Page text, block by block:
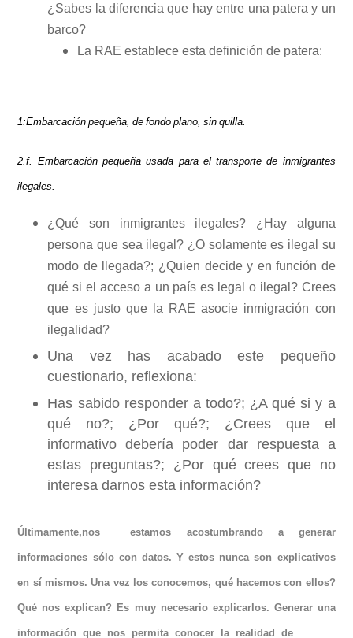
¿Sabes la diferencia que hay entre una patera y un
barco?
La RAE establece esta definición de patera:
1:Embarcación pequeña, de fondo plano, sin quilla.
2.f. Embarcación pequeña usada para el transporte de inmigrantes
ilegales.
¿Qué son inmigrantes ilegales? ¿Hay alguna
persona que sea ilegal? ¿O solamente es ilegal su
modo de llegada?; ¿Quien decide y en función de
qué si el acceso a un país es legal o ilegal? Crees
que es justo que la RAE asocie inmigración con
ilegalidad?
Una vez has acabado este pequeño
cuestionario, reflexiona:
Has sabido responder a todo?; ¿A qué si y a
qué no?; ¿Por qué?; ¿Crees que el
informativo debería poder dar respuesta a
estas preguntas?; ¿Por qué crees que no
interesa darnos esta información?
Últimamente,nos estamos acostumbrando a generar
informaciones sólo con datos. Y estos nunca son explicativos
en sí mismos. Una vez los conocemos, qué hacemos con ellos?
Qué nos explican? Es muy necesario explicarlos. Generar una
información que nos permita conocer la realidad demanera